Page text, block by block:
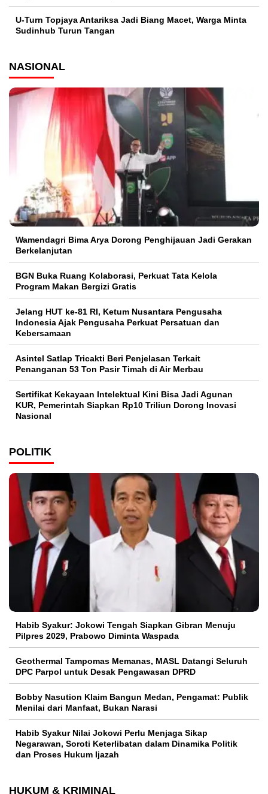
U-Turn Topjaya Antariksa Jadi Biang Macet, Warga Minta
Sudinhub Turun Tangan
NASIONAL
Wamendagri Bima Arya Dorong Penghijauan Jadi Gerakan
Berkelanjutan
BGN Buka Ruang Kolaborasi, Perkuat Tata Kelola
Program Makan Bergizi Gratis
Jelang HUT ke-81 RI, Ketum Nusantara Pengusaha
Indonesia Ajak Pengusaha Perkuat Persatuan dan
Kebersamaan
Asintel Satlap Tricakti Beri Penjelasan Terkait
Penanganan 53 Ton Pasir Timah di Air Merbau
Sertifikat Kekayaan Intelektual Kini Bisa Jadi Agunan
KUR, Pemerintah Siapkan Rp10 Triliun Dorong Inovasi
Nasional
POLITIK
Habib Syakur: Jokowi Tengah Siapkan Gibran Menuju
Pilpres 2029, Prabowo Diminta Waspada
Geothermal Tampomas Memanas, MASL Datangi Seluruh
DPC Parpol untuk Desak Pengawasan DPRD
Bobby Nasution Klaim Bangun Medan, Pengamat: Publik
Menilai dari Manfaat, Bukan Narasi
Habib Syakur Nilai Jokowi Perlu Menjaga Sikap
Negarawan, Soroti Keterlibatan dalam Dinamika Politik
dan Proses Hukum Ijazah
HUKUM & KRIMINAL